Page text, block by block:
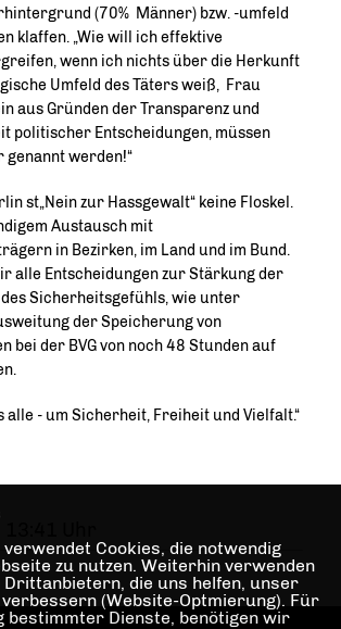
(70% Männer) bzw. -umfeld
klaffen. „Wie will ich effektive
wenn ich nichts über die Herkunft
Umfeld des Täters weiß, Frau
aus Gründen der Transparenz und
politischer Entscheidungen, müssen
genannt werden!“
st„Nein zur Hassgewalt“ keine Floskel.
Austausch mit
in Bezirken, im Land und im Bund.
alle Entscheidungen zur Stärkung der
Sicherheitsgefühls, wie unter
der Speicherung von
bei der BVG von noch 48 Stunden auf
alle - um Sicherheit, Freiheit und Vielfalt.“
verwendet Cookies, die notwendig
zu nutzen. Weiterhin verwenden
die uns helfen, unser
verbessern (Website-Optmierung). Für
bestimmter Dienste, benötigen wir